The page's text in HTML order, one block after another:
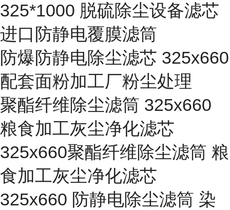
325*1000 脱硫除尘设备滤芯
进口防静电覆膜滤筒
防爆防静电除尘滤芯 325x660
配套面粉加工厂粉尘处理
聚酯纤维除尘滤筒 325x660
粮食加工灰尘净化滤芯
325x660聚酯纤维除尘滤筒 粮
食加工灰尘净化滤芯
325x660 防静电除尘滤筒 染